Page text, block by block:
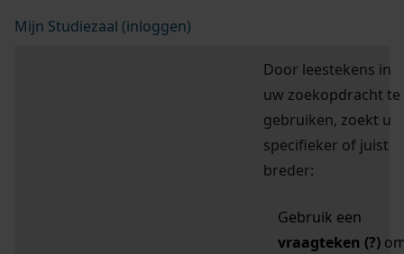
Mijn Studiezaal (inloggen)
Door leestekens in
uw zoekopdracht te
gebruiken, zoekt u
specifieker of juist
breder:
Gebruik een
vraagteken (?)